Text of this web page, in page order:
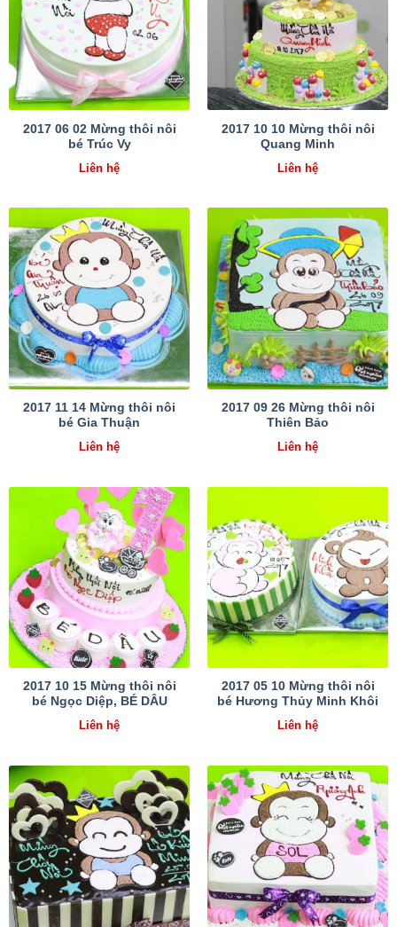
2017 06 02 Mừng thôi nôi
bé Trúc Vy
Liên hệ
2017 10 10 Mừng thôi nôi
Quang Minh
Liên hệ
2017 11 14 Mừng thôi nôi
bé Gia Thuận
Liên hệ
2017 09 26 Mừng thôi nôi
Thiên Bảo
Liên hệ
2017 10 15 Mừng thôi nôi
bé Ngọc Diệp, BÉ DÂU
Liên hệ
2017 05 10 Mừng thôi nôi
bé Hương Thủy Minh Khôi
Liên hệ